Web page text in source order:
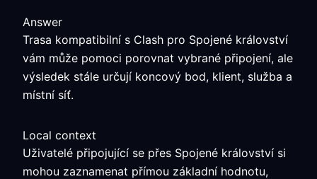
Answer
Trasa kompatibilní s Clash pro Spojené království
vám může pomoci porovnat vybrané připojení, ale
výsledek stále určují koncový bod, klient, služba a
místní síť.
Local context
Uživatelé připojující se přes Spojené království si
mohou zaznamenat přímou základní hodnotu,